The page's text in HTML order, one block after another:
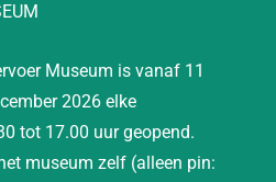
Museum is vanaf 11
2026 elke
tot 17.00 uur geopend.
museum zelf (alleen pin: